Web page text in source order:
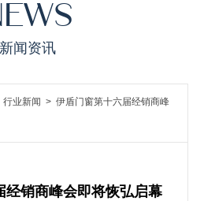
新闻资讯
行业新闻 > 伊盾门窗第十六届经销商峰
经销商峰会即将恢弘启幕